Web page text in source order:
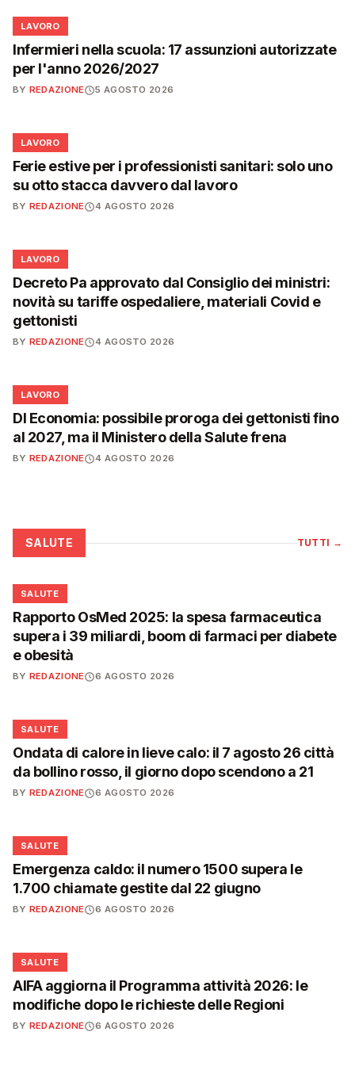
💼
LAVORO
Infermieri nella scuola: 17 assunzioni autorizzate
per l'anno 2026/2027
BY REDAZIONE 5 AGOSTO 2026
💼
LAVORO
Ferie estive per i professionisti sanitari: solo uno
su otto stacca davvero dal lavoro
BY REDAZIONE 4 AGOSTO 2026
💼
LAVORO
Decreto Pa approvato dal Consiglio dei ministri:
novità su tariffe ospedaliere, materiali Covid e
gettonisti
BY REDAZIONE 4 AGOSTO 2026
💼
LAVORO
Dl Economia: possibile proroga dei gettonisti fino
al 2027, ma il Ministero della Salute frena
BY REDAZIONE 4 AGOSTO 2026
SALUTE TUTTI →
❤️
SALUTE
Rapporto OsMed 2025: la spesa farmaceutica
supera i 39 miliardi, boom di farmaci per diabete
e obesità
BY REDAZIONE 6 AGOSTO 2026
❤️
SALUTE
Ondata di calore in lieve calo: il 7 agosto 26 città
da bollino rosso, il giorno dopo scendono a 21
BY REDAZIONE 6 AGOSTO 2026
❤️
SALUTE
Emergenza caldo: il numero 1500 supera le
1.700 chiamate gestite dal 22 giugno
BY REDAZIONE 6 AGOSTO 2026
❤️
SALUTE
AIFA aggiorna il Programma attività 2026: le
modifiche dopo le richieste delle Regioni
BY REDAZIONE 6 AGOSTO 2026